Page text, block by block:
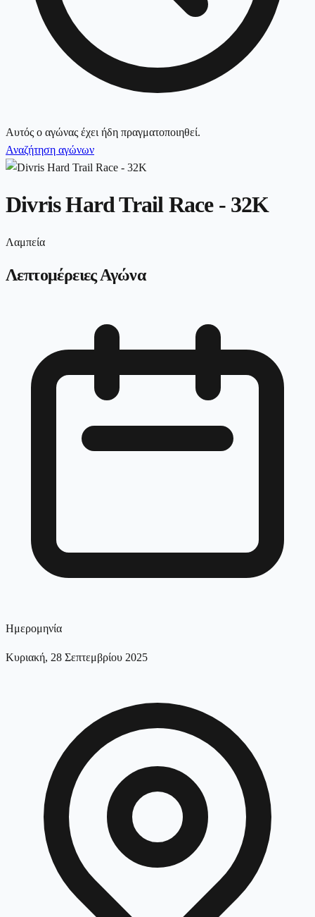
Αυτός ο αγώνας έχει ήδη πραγματοποιηθεί.
Αναζήτηση αγώνων
Divris Hard Trail Race - 32K
Λαμπεία
Λεπτομέρειες Αγώνα
Ημερομηνία
Κυριακή, 28 Σεπτεμβρίου 2025